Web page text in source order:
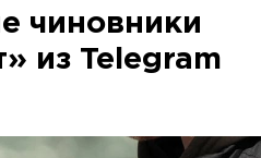
чиновники
из Telegram